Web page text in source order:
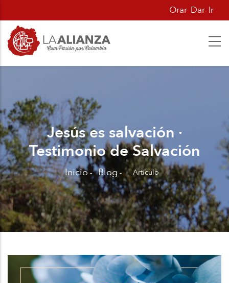
al
contenido
principal
Orar Dar Ir
Jesús es salvación ·
Testimonio de Salvación
Sobrescribir
enlaces
de
ayuda
la
navegación
Inicio - Blog - Artículo